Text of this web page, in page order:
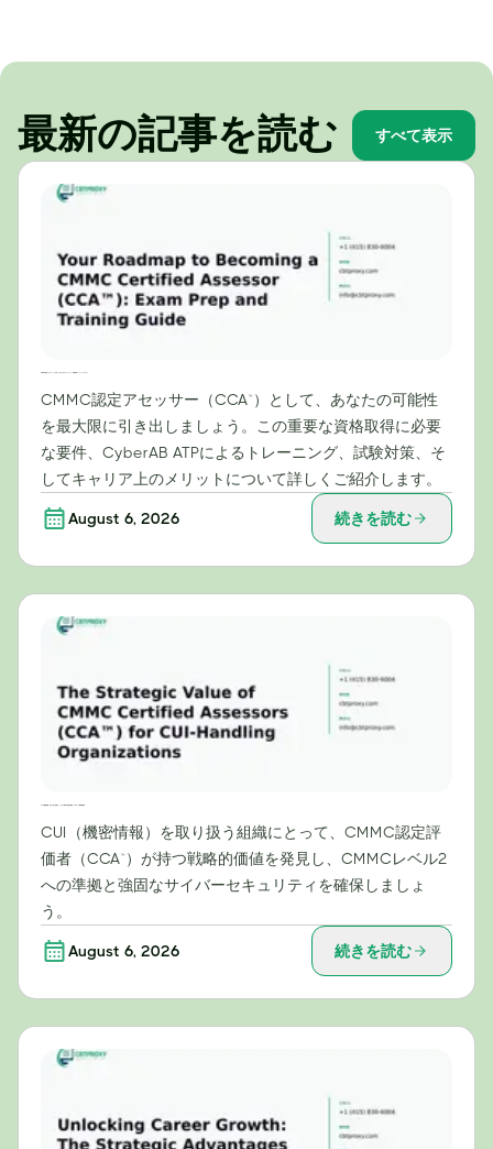
最新の記事を読む すべて表示
CMMC認定アセッサー（CCA™）として、あなたの可能性
を最大限に引き出しましょう。この重要な資格取得に必要
な要件、CyberAB ATPによるトレーニング、試験対策、そ
してキャリア上のメリットについて詳しくご紹介します。
August 6, 2026 続きを読む
CUI（機密情報）を取り扱う組織にとって、CMMC認定評
価者（CCA™）が持つ戦略的価値を発見し、CMMCレベル2
への準拠と強固なサイバーセキュリティを確保しましょ
う。
August 6, 2026 続きを読む